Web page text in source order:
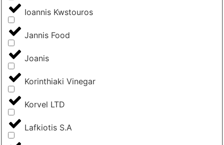
Ioannis Kwstouros
Jannis Food
Joanis
Korinthiaki Vinegar
Korvel LTD
Lafkiotis S.A